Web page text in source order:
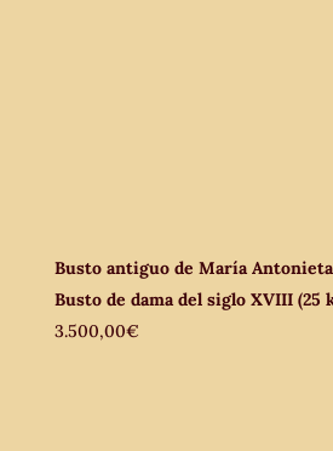
Busto antiguo de María Antonieta
Busto de dama del siglo XVIII (25
3.500,00€